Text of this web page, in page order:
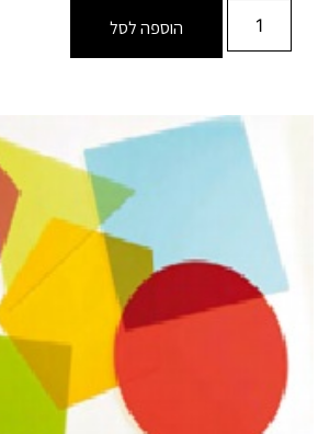
הוספה לסל